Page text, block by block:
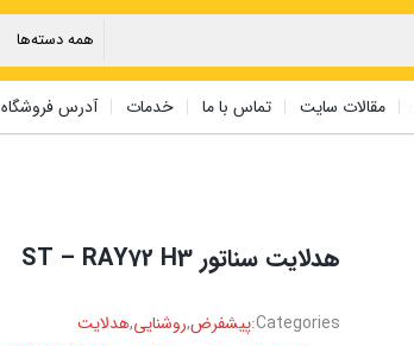
مقالات سایت تماس با ما خدمات آدرس فروشگاه
هدلایت ‏سناتور ST – RAY72 H3
Categories:پیشفرض,روشنایی,هدلایت